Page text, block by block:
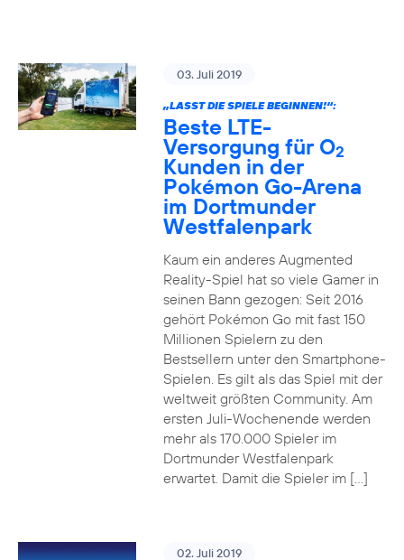
03. Juli 2019
„LASST DIE SPIELE BEGINNEN!“:
Beste LTE-
Versorgung für O2
Kunden in der
Pokémon Go-Arena
im Dortmunder
Westfalenpark
Kaum ein anderes Augmented
Reality-Spiel hat so viele Gamer in
seinen Bann gezogen: Seit 2016
gehört Pokémon Go mit fast 150
Millionen Spielern zu den
Bestsellern unter den Smartphone-
Spielen. Es gilt als das Spiel mit der
weltweit größten Community. Am
ersten Juli-Wochenende werden
mehr als 170.000 Spieler im
Dortmunder Westfalenpark
erwartet. Damit die Spieler im […]
02. Juli 2019